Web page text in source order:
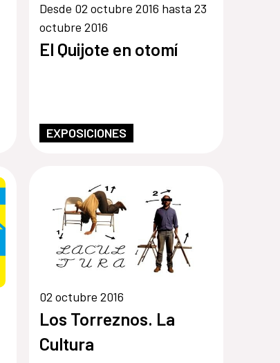
Desde 02 octubre 2016 hasta 23
octubre 2016
El Quijote en otomí
EXPOSICIONES
02 octubre 2016
Los Torreznos. La
Cultura